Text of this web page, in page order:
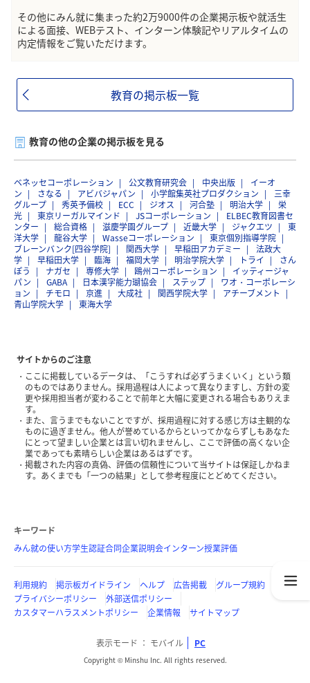
その他にみん就に集まった約2万9000件の企業掲示板や就活生
による面接、WEBテスト、インターン体験記やリアルタイムの
内定情報をご覧いただけます。
教育の掲示板一覧
教育の他の企業の掲示板を見る
ベネッセコーポレーション 公文教育研究会 中央出版
イーオ
ン
さなる アビバジャパン 小学館集英社プロダクション
三幸
グループ
秀英予備校 ECC ジオス 河合塾 明治大学
栄
光
東京リーガルマインド JSコーポレーション
ELBEC教育図書セ
ンター
総合資格 滋慶学園グループ 近畿大学 ジャクエツ
東
洋大学
龍谷大学 Wasseコーポレーション
東京個別指導学院
ブレーンバンク[四谷学院]
関西大学 早稲田アカデミー
法政大
学
早稲田大学 臨海 福岡大学 明治学院大学 トライ
さん
ぽう
ナガセ 専修大学 鴎州コーポレーション
イッティージャ
パン
GABA 日本漢字能力瑚協会 ステップ
ワオ・コーポレーシ
ョン
チモロ 京進 大成社 関西学院大学
アチーブメント
青山学院大学
東海大学
サイトからのご注意
ここに掲載しているデータは、「こうすれば必ずうまくいく」という類
のものではありません。採用過程は人によって異なりますし、方針の変
更や採用担当者が変わることで前年と大幅に変更される場合もありえま
す。
また、言うまでもないことですが、採用過程に対する感じ方は主観的な
ものに過ぎません。他人が誉めているからといってかならずしもあなた
にとって望ましい企業とは言い切れませんし、ここで評価の高くない企
業であっても素晴らしい企業はあるはずです。
掲載された内容の真偽、評価の信頼性について当サイトは保証しかねま
す。あくまでも「一つの結果」として参考程度にとどめてください。
キーワード
みん就の使い方学生認証合同企業説明会インターン授業評価
利用規約 掲示板ガイドライン ヘルプ 広告掲載
グループ規約
プライバシーポリシー
外部送信ポリシー
カスタマーハラスメントポリシー
企業情報 サイトマップ
表示モード モバイル PC
Copyright © Minshu Inc. All rights reserved.